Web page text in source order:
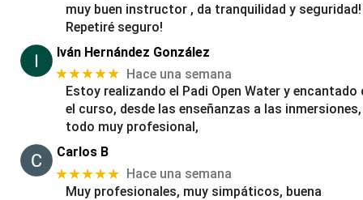
muy buen instructor , da tranquilidad y seguridad!
Repetiré seguro!
Iván Hernández González
★★★★★ Hace una semana
Estoy realizando el Padi Open Water y encantado
el curso, desde las enseñanzas a las inmersiones,
todo muy profesional,
Carlos B
★★★★★
Hace una semana
Muy profesionales, muy simpáticos, buena